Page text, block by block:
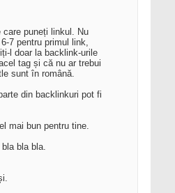
puneți linkul. Nu
6-7 pentru primul link,
l doar la backlink-urile
tag și că nu ar trebui
sunt în română.
din backlinkuri pot fi
mai bun pentru tine.
bla bla.